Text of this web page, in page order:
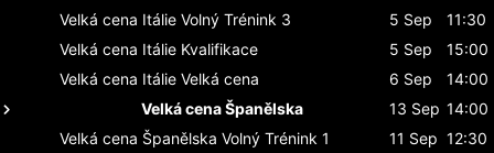
Velká cena Itálie Volný Trénink 3 5 Sep
11:30
Velká cena Itálie Kvalifikace 5 Sep
15:00
Velká cena Itálie Velká cena 6 Sep
14:00
Velká cena Španělska
13 Sep 14:00
Velká cena Španělska Volný Trénink 1 11 Sep 12:30